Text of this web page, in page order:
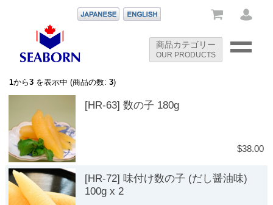
1から3 を表示中 (商品の数:3)
[HR-63] 数の子 180g
$38.00
[HR-72] 味付け数の子 (だし醤油味)
100g x 2
商品カテゴリー
OUR PRODUCTS